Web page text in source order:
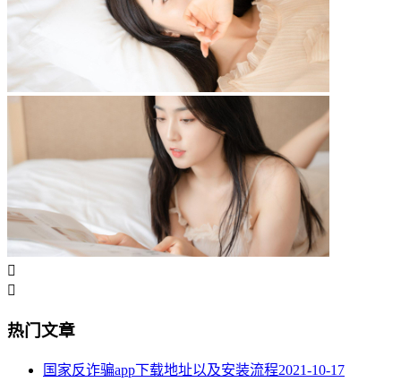


热门文章
国家反诈骗app下载地址以及安装流程2021-10-17